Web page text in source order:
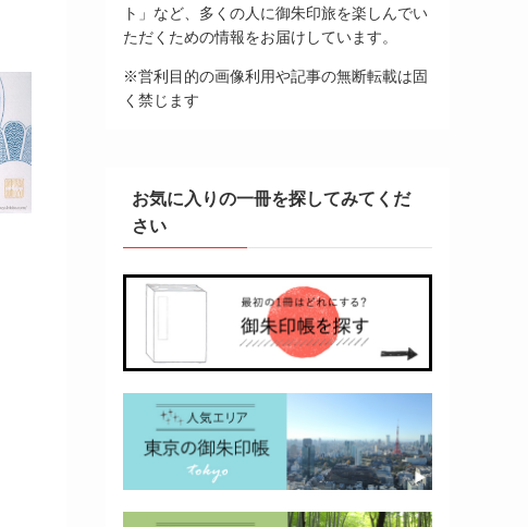
ト」など、多くの人に御朱印旅を楽しんでい
ただくための情報をお届けしています。
※営利目的の画像利用や記事の無断転載は固
く禁じます
お気に入りの一冊を探してみてくだ
さい